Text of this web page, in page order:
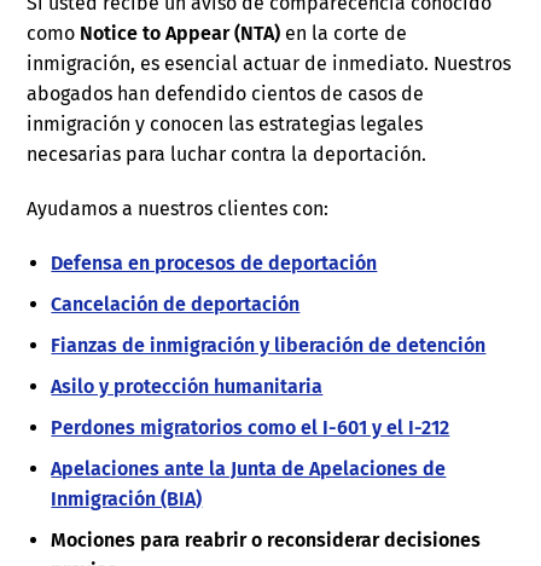
como Notice to Appear (NTA) en la corte de
inmigración, es esencial actuar de inmediato. Nuestros
abogados han defendido cientos de casos de
inmigración y conocen las estrategias legales
necesarias para luchar contra la deportación.
Ayudamos a nuestros clientes con:
Defensa en procesos de deportación
Cancelación de deportación
Fianzas de inmigración y liberación de detención
Asilo y protección humanitaria
Perdones migratorios como el I-601 y el I-212
Apelaciones ante la Junta de Apelaciones de
Inmigración (BIA)
Mociones para reabrir o reconsiderar decisiones